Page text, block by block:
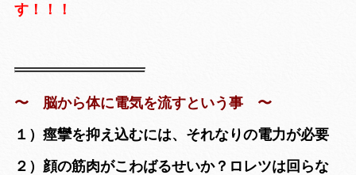
す！！！
〜 脳から体に電気を流すという事 〜
１）痙攣を抑え込むには、それなりの電力が必要
２）顔の筋肉がこわばるせいか？ロレツは回らな